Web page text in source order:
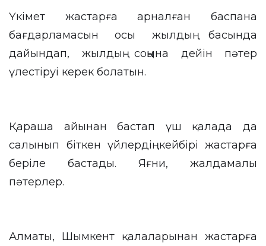
Үкімет жастарға арналған баспана
бағдарламасын осы жылдың басында
дайындап, жылдың соңына дейін пәтер
үлестіруі керек болатын.
Қараша айынан бастап үш қалада да
салынып біткен үйлердің кейбірі жастарға
беріле бастады. Яғни, жалдамалы
пәтерлер.
Алматы, Шымкент қалаларынан жастарға